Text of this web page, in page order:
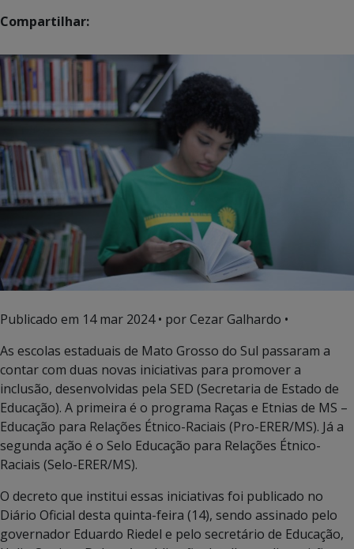
Compartilhar:
Publicado em 14 mar 2024• por Cezar Galhardo •
As escolas estaduais de Mato Grosso do Sul passaram a
contar com duas novas iniciativas para promover a
inclusão, desenvolvidas pela SED (Secretaria de Estado de
Educação). A primeira é o programa Raças e Etnias de MS –
Educação para Relações Étnico-Raciais (Pro-ERER/MS). Já a
segunda ação é o Selo Educação para Relações Étnico-
Raciais (Selo-ERER/MS).
O decreto que institui essas iniciativas foi publicado no
Diário Oficial desta quinta-feira (14), sendo assinado pelo
governador Eduardo Riedel e pelo secretário de Educação,